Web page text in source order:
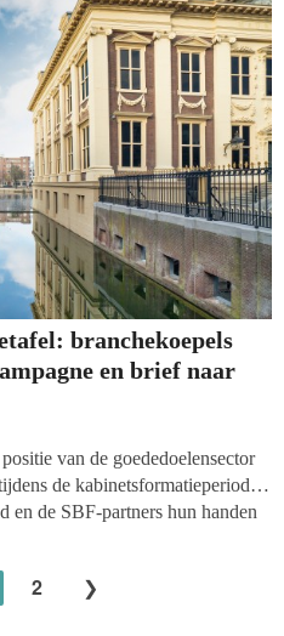
branchekoepels
en brief naar
van de goededoelensector
de kabinetsformatieperiode
en de SBF-partners hun handen
Hamer
om de inzet van
2